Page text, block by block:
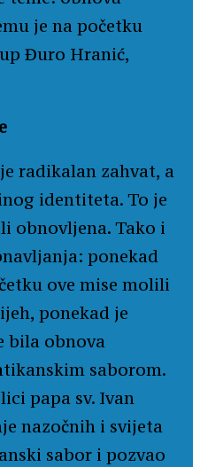
je na početku
Đuro Hranić,
radikalan zahvat, a
identiteta. To je
obnovljena. Tako i
ponekad
ove mise molili
ponekad je
bila obnova
saborom.
papa sv. Ivan
nazočnih i svijeta
sabor i pozvao